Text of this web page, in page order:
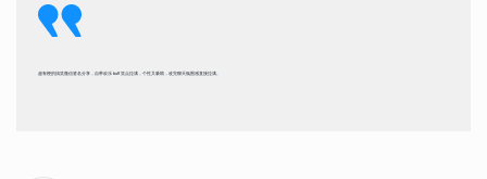
超有梗的搞笑微信签名分享，自带欢乐 buff 笑点拉满，个性又吸睛，改完聊天氛围感直接拉满。